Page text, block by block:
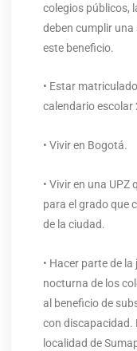
colegios públicos,
deben cumplir una
este beneficio.
• Estar
calendario
• Vivir en Bogotá.
• Vivir en una
para el grado que
de la ciudad.
• Hacer parte de
nocturna de los
al beneficio de
con discapacidad.
localidad de